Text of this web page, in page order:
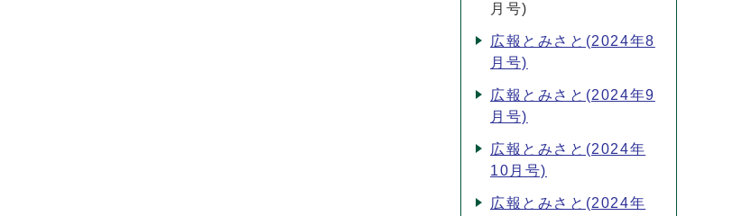
月号)
広報とみさと(2024年8
月号)
広報とみさと(2024年9
月号)
広報とみさと(2024年
10月号)
広報とみさと(2024年